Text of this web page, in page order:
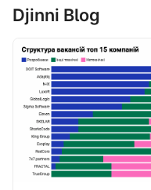
Djinni Blog